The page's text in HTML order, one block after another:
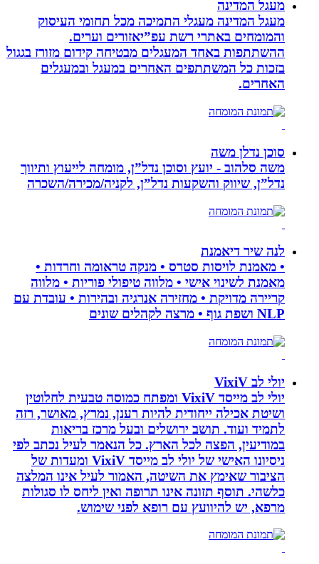
מעגל המדינה
מעגל המדינה מעגלי התמיכה מכל תחומי העיסוק
והמומחים באתרי רשת עפ”יאזורים וערים.
ההשתתפות באחד המעגלים מבטיחה קידום מזורז בגגול
בזכות כל המשתתפים האחרים במעגל ובמעגלים
האחרים.
סוכן נדלן משה
משה סלהוב - יועץ וסוכן נדל”ן, מומחה לייעוץ ותיווך
נדל”ן, שיווק והשקעות נדל”ן, לקניה/מכירה/השכרה
לנה שיר דיאמנת
• מאמנת לויסות סטרס • מנקה טראומה וחרדות •
מאמנת לשינוי אישי • מלווה טיפולי פוריות • מלווה
קריירה מדויקת • מחזירה אנרגיה ובהירות • עובדת עם
יולי לב VixiV
יולי לב מייסד VixiV ומפתח כמוסה טבעית לחלוטין
ושיטת אכילה ייחודית להיות רענן, נמרץ, מאושר, רזה
לתמיד ועוד. תושב ירושלים ובעל מרכז בריאות
במודיעין, הפצה לכל הארץ. כל הנאמר לעיל נכתב לפי
ניסיונו האישי של יולי לב מייסד VixiV ומעדות של
הציבור שאימץ את השיטה, האמור לעיל אינו המלצה
כלשהי. תוסף תזונה אינו תרופה ואין ליחס לו סגולות
מרפא, יש להיוועץ עם רופא לפני שימוש.